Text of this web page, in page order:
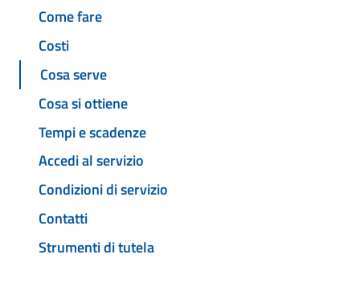
Come fare
Costi
Cosa serve
Cosa si ottiene
Tempi e scadenze
Accedi al servizio
Condizioni di servizio
Contatti
Strumenti di tutela